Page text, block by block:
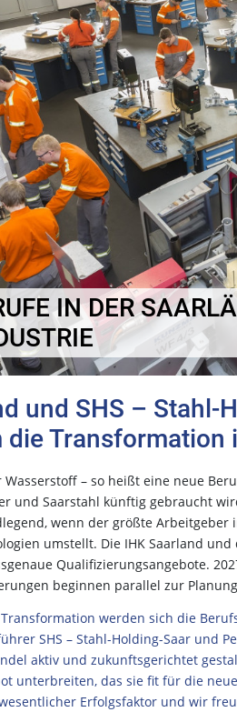
IN DER
und SHS – Stahl-
die Transformation
– so heißt eine neue
und Saarstahl künftig gebraucht
wenn der größte
umstellt. Die IHK Saarland
Qualifizierungsangebote.
beginnen parallel zur
werden sich die
SHS – Stahl-Holding-Saar und
aktiv und zukunftsgerichtet
unterbreiten, das sie fit für die
Erfolgsfaktor und wir